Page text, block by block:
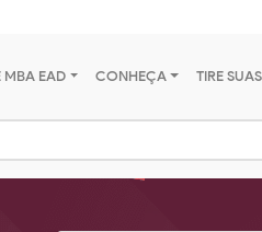
MBA EAD CONHEÇA TIRE